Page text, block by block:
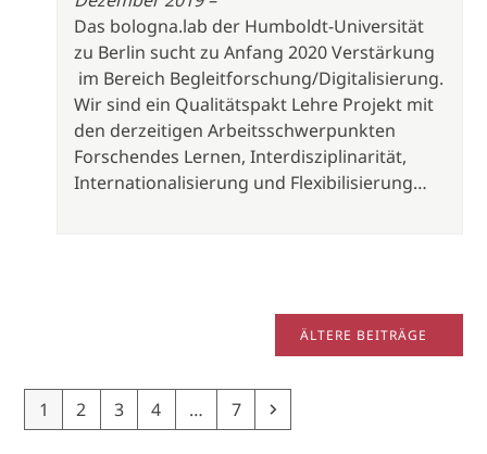
Das bologna.lab der Humboldt-Universität
zu Berlin sucht zu Anfang 2020 Verstärkung
im Bereich Begleitforschung/Digitalisierung.
Wir sind ein Qualitätspakt Lehre Projekt mit
den derzeitigen Arbeitsschwerpunkten
Forschendes Lernen, Interdisziplinarität,
Internationalisierung und Flexibilisierung…
ÄLTERE BEITRÄGE
Page
1 Page
2 Page
3 Page
4 … Page
7 Next